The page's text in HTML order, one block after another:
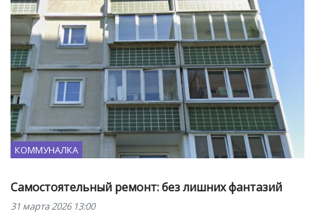
КОММУНАЛКА
Самостоятельный ремонт: без лишних фантазий
31 марта 2026 13:00